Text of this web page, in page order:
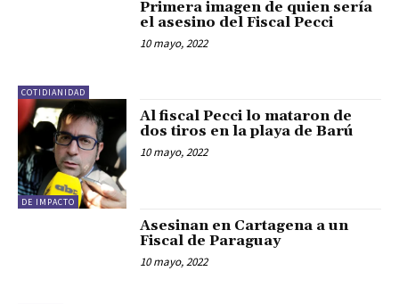
COTIDIANIDAD
Primera imagen de quien sería
el asesino del Fiscal Pecci
10 mayo, 2022
DE IMPACTO
Al fiscal Pecci lo mataron de
dos tiros en la playa de Barú
10 mayo, 2022
Asesinan en Cartagena a un
Fiscal de Paraguay
10 mayo, 2022